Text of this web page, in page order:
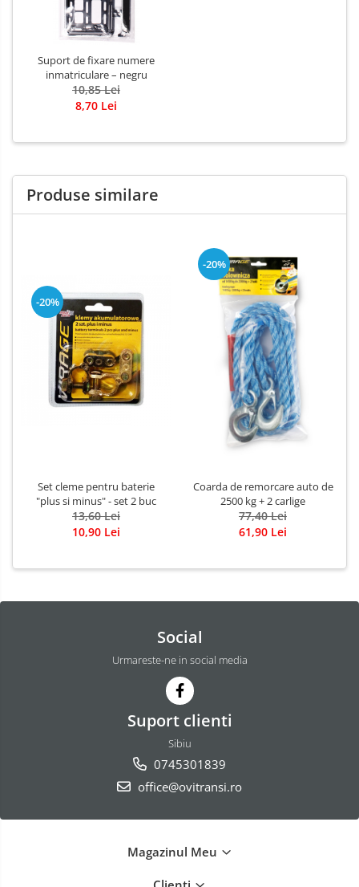
Suport de fixare numere
inmatriculare – negru
10,85 Lei
8,70 Lei
Produse similare
-20%
Set cleme pentru baterie
"plus si minus" - set 2 buc
13,60 Lei
10,90 Lei
-20%
Coarda de remorcare auto de
2500 kg + 2 carlige
77,40 Lei
61,90 Lei
Social
Urmareste-ne in social media
Suport clienti
Sibiu
0745301839
office@ovitransi.ro
Magazinul Meu